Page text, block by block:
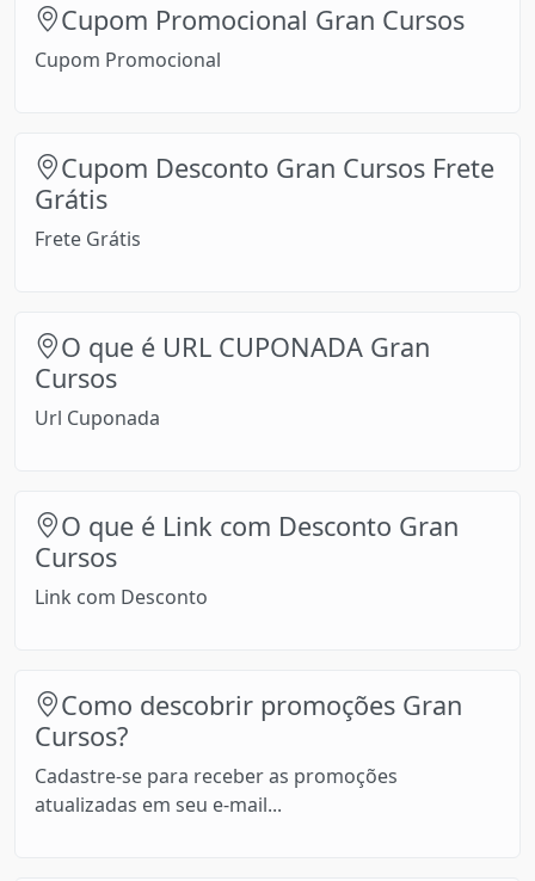
Cupom Promocional Gran Cursos
Cupom Promocional
Cupom Desconto Gran Cursos Frete
Grátis
Frete Grátis
O que é URL CUPONADA Gran
Cursos
Url Cuponada
O que é Link com Desconto Gran
Cursos
Link com Desconto
Como descobrir promoções Gran
Cursos?
Cadastre-se para receber as promoções
atualizadas em seu e-mail...